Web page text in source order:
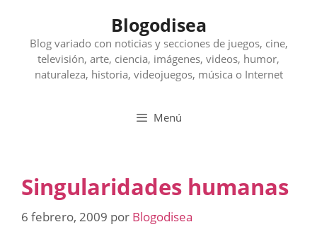
contenido
Blogodisea
Blog variado con noticias y secciones de juegos, cine,
televisión, arte, ciencia, imágenes, videos, humor,
naturaleza, historia, videojuegos, música o Internet
Menú
Singularidades humanas
6 febrero, 2009 por Blogodisea